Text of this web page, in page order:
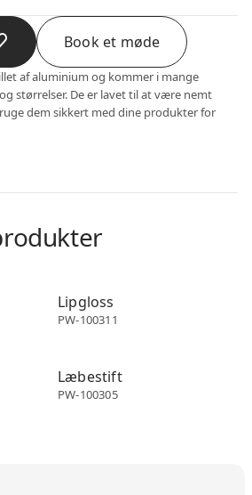
Book et møde
af aluminium og kommer i mange
størrelser. De er lavet til at være nemt
dem sikkert med dine produkter for
Lipgloss
PW-100311
Læbestift
PW-100305